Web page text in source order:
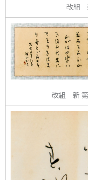
改組
改組 新 第